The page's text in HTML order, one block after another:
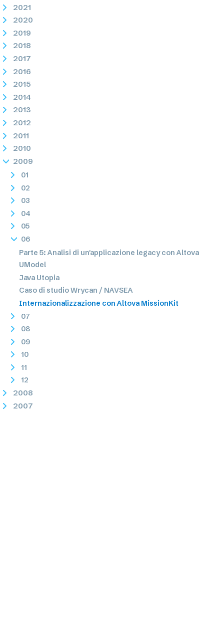
2021
2020
2019
2018
2017
2016
2015
2014
2013
2012
2011
2010
2009
01
02
03
04
05
06
Parte 5: Analisi di un'applicazione legacy con Altova
UModel
Java Utopia
Caso di studio Wrycan / NAVSEA
Internazionalizzazione con Altova MissionKit
07
08
09
10
11
12
2008
2007